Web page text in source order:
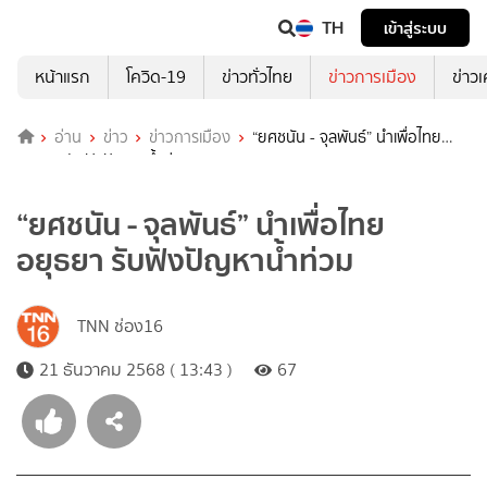
TH
เข้าสู่ระบบ
หน้าแรก
โควิด-19 ข่าวทั่วไทย ข่าวการเมือง ข่าว
อ่าน ข่าว ข่าวการเมือง
“ยศชนัน - จุลพันธ์” นำเพื่อไทย
อยุธยา รับฟังปัญหาน้ำท่วม
“ยศชนัน - จุลพันธ์” นำเพื่อไทย
อยุธยา รับฟังปัญหาน้ำท่วม
TNN ช่อง16
21 ธันวาคม 2568 ( 13:43 )
67